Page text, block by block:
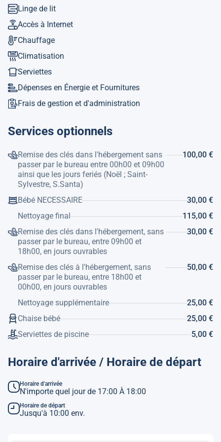
Ref. Touristique: VT-500911-A
Linge de lit
Accès à Internet
Chauffage
Climatisation
Serviettes
Dépenses en Énergie et Fournitures
Frais de gestion et d'administration
Services optionnels
Remise des clés dans l'hébergement sans
passer par le bureau entre 00h00 et 09h00
ainsi que les jours feriés (Noël ; Saint-
Sylvestre, S.Santa)
100,00 €
Bébé NECESSAIRE
30,00 €
Nettoyage final
115,00 €
Remise des clés dans l'hébergement, sans
passer par le bureau, entre 09h00 et
18h00, en jours ouvrables
30,00 €
Remise des clés à l'hébergement, sans
passer par le bureau, entre 18h00 et
00h00, en jours ouvrables
50,00 €
Nettoyage supplémentaire
25,00 €
Chaise bébé
25,00 €
Serviettes de piscine
5,00 €
Horaire d'arrivée / Horaire de départ
Horaire d'arrivée
N'importe quel jour de 17:00 À 18:00
Horaire de départ
Jusqu'à 10:00 env.